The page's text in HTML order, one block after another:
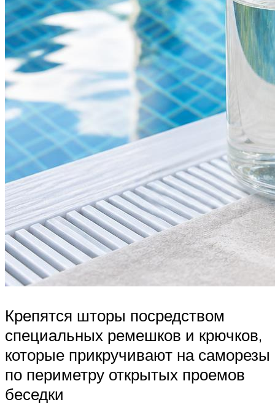
Крепятся шторы посредством
специальных ремешков и крючков,
которые прикручивают на саморезы
по периметру открытых проемов
беседки